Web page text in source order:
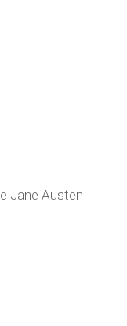
Jane Austen